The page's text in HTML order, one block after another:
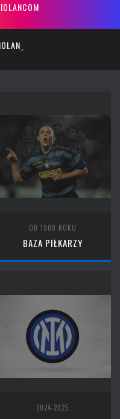
OD 1908 ROKU
BAZA PIŁKARZY
2024-2025